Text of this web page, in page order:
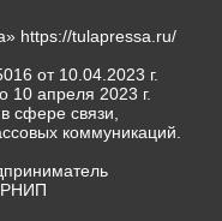
https://tulapressa.ru/
от 10.04.2023 г.
10 апреля 2023 г.
сфере связи,
коммуникаций.